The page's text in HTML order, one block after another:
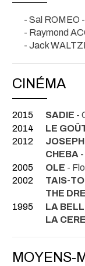
- Sal ROMEO
- Raymond
- Jack
CINÉMA
2015 SADIE -
2014
LE
2012
CHEBA
2005
OLE -
2002
TAIS-
THE
1995
LA
LA
MOYENS-